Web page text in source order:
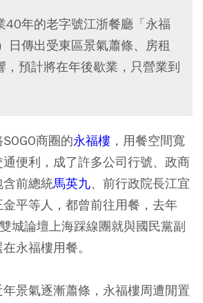
40年的老字號江浙餐廳「永福
日傳出受東區景氣蕭條、房租
，預計將在年後歇業，只營業到
商圈的永福樓 ，用餐空間寬
便利，成了許多公司行號、政商
前總統馬英九、前行政院長江宜
平等人，都曾前往用餐，去年
城論壇上海踩線團就與國民黨副
永福樓用餐。
景氣逐漸蕭條，永福樓周遭閒置